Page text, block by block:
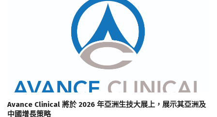
Avance Clinical 將於 2026 年亞洲生技大展上，展示其亞洲及
中國增長策略